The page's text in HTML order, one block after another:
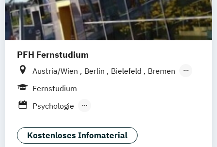
PFH Fernstudium
Austria/Wien Berlin Bielefeld
Bremen
Dortmund
Hamburg Hannover
Kaiserslautern/Kusel Kiel Leipzig
Ludwigshafen/Diez München
Fernstudium
Psychologie
Wirtschaftspsychologie
Kostenloses Infomaterial